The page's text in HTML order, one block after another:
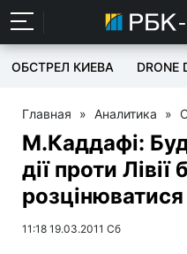
ОБСТРЕЛ КИЕВА DRONE
Главная » Аналитика »
М.Каддафі:
дії проти Лівії
розцінюватися
11:18 19.03.2011 Сб